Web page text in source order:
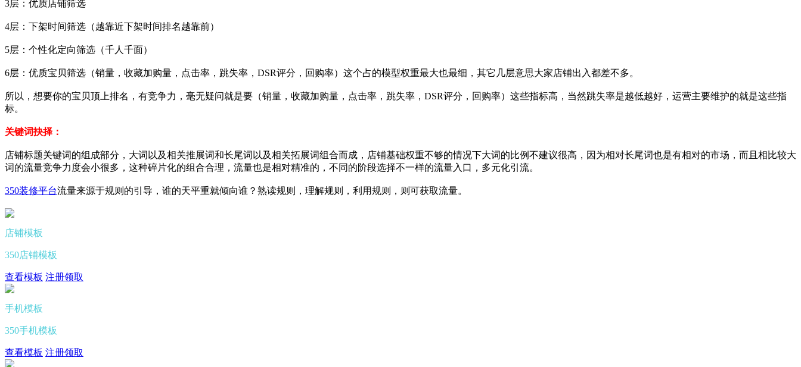
3层：优质店铺筛选
4层：下架时间筛选（越靠近下架时间排名越靠前）
5层：个性化定向筛选（千人千面）
6层：优质宝贝筛选（销量，收藏加购量，点击率，跳失率，DSR评分，回购率）这个占的模型权重最大也最细，其它几层意思大家店铺出入都差不多。
所以，想要你的宝贝顶上排名，有竞争力，毫无疑问就是要（销量，收藏加购量，点击率，跳失率，DSR评分，回购率）这些指标高，当然跳失率是越低越好，运营主要维护的就是这些指
标。
关键词抉择：
店铺标题关键词的组成部分，大词以及相关推展词和长尾词以及相关拓展词组合而成，店铺基础权重不够的情况下大词的比例不建议很高，因为相对长尾词也是有相对的市场，而且相比较大
词的流量竞争力度会小很多，这种碎片化的组合合理，流量也是相对精准的，不同的阶段选择不一样的流量入口，多元化引流。
350装修平台流量来源于规则的引导，谁的天平重就倾向谁？熟读规则，理解规则，利用规则，则可获取流量。
店铺模板
350店铺模板
查看模板 注册领取
手机模板
350手机模板
查看模板 注册领取